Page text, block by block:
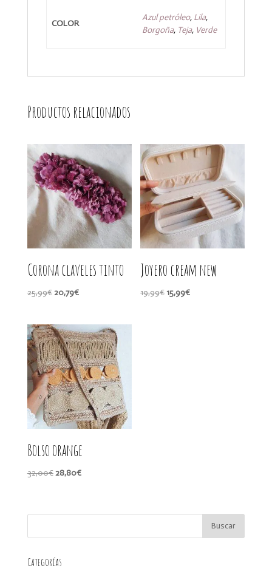
COLOR
Azul petróleo, Lila,
Borgoña, Teja, Verde
Productos relacionados
Corona claveles tinto
25,99€ El
era:
25,99€.
20,79€El
es:
20,79€.
Joyero cream new
19,99€El
15,99€El
Bolso orange
32,00€ El
era:
28,80€El
es:
Categorías